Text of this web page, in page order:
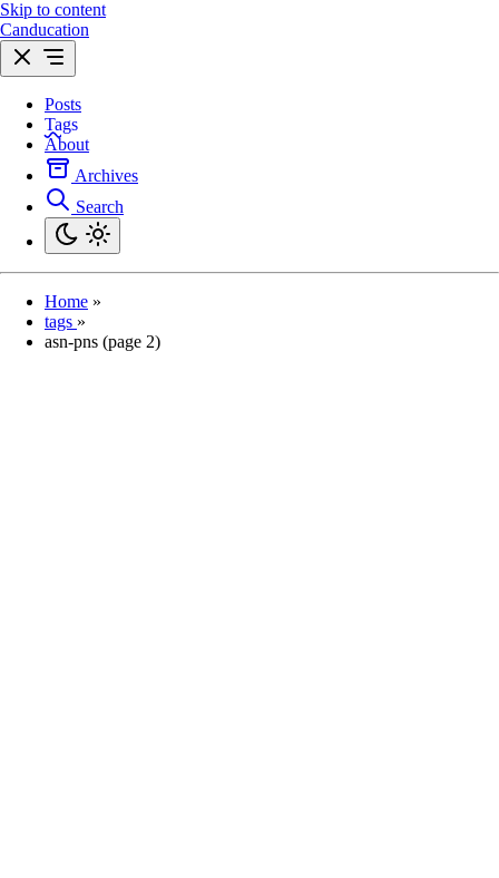
Skip to content
Canducation
Posts
Tags
About
Archives
Search
Home »
tags »
asn-pns (page 2)